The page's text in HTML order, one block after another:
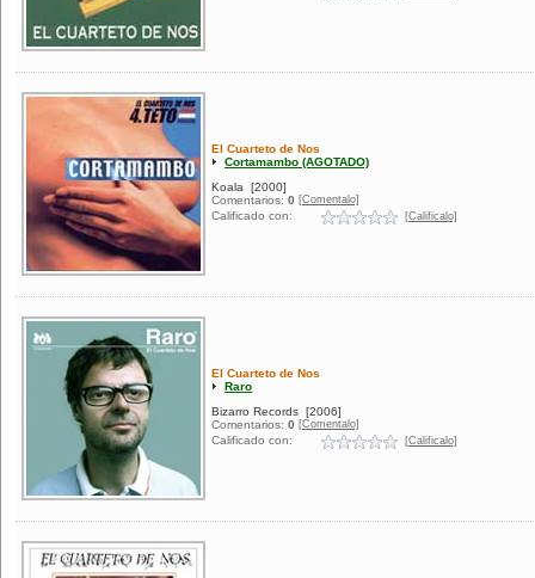
El Cuarteto de Nos
Cortamambo (AGOTADO)
Koala
[2000]
Comentarios: 0 [Comentalo]
Calificado con: [Calificalo]
El Cuarteto de Nos
Raro
Bizarro Records [2006]
Comentarios: 0 [Comentalo]
Calificado con: [Calificalo]